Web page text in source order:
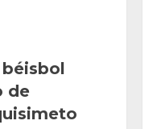
béisbol
de